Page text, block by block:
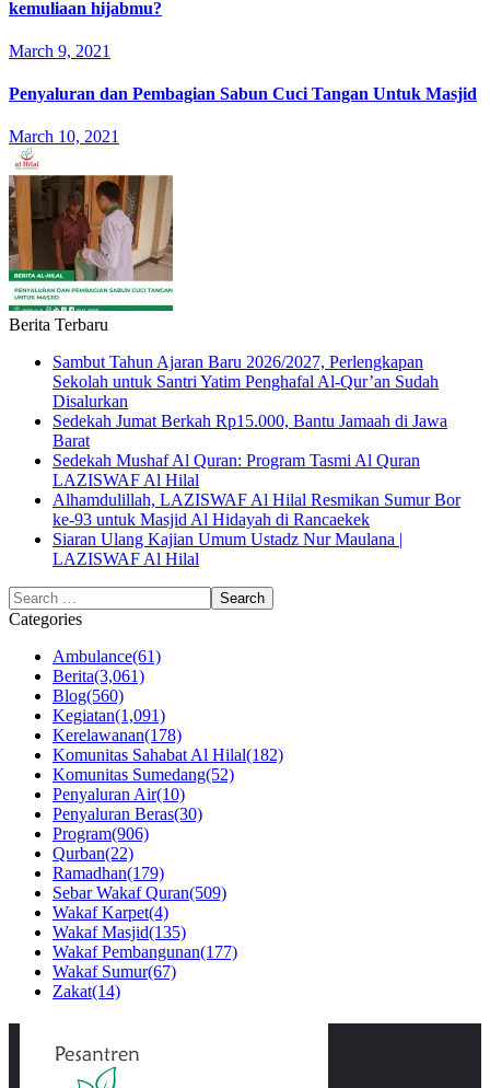
kemuliaan hijabmu?
March 9, 2021
Penyaluran dan Pembagian Sabun Cuci Tangan Untuk Masjid
March 10, 2021
Berita Terbaru
Sambut Tahun Ajaran Baru 2026/2027, Perlengkapan
Sekolah untuk Santri Yatim Penghafal Al-Qur’an Sudah
Disalurkan
Sedekah Jumat Berkah Rp15.000, Bantu Jamaah di Jawa
Barat
Sedekah Mushaf Al Quran: Program Tasmi Al Quran
LAZISWAF Al Hilal
Alhamdulillah, LAZISWAF Al Hilal Resmikan Sumur Bor
ke-93 untuk Masjid Al Hidayah di Rancaekek
Siaran Ulang Kajian Umum Ustadz Nur Maulana |
LAZISWAF Al Hilal
Categories
Ambulance(61)
Berita(3,061)
Blog(560)
Kegiatan(1,091)
Kerelawanan(178)
Komunitas Sahabat Al Hilal(182)
Komunitas Sumedang(52)
Penyaluran Air(10)
Penyaluran Beras(30)
Program(906)
Qurban(22)
Ramadhan(179)
Sebar Wakaf Quran(509)
Wakaf Karpet(4)
Wakaf Masjid(135)
Wakaf Pembangunan(177)
Wakaf Sumur(67)
Zakat(14)